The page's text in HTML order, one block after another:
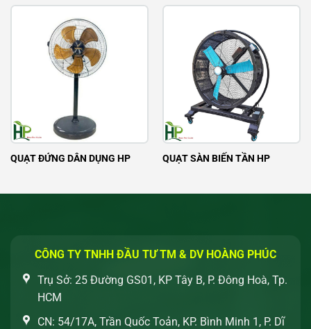
QUẠT ĐỨNG DÂN DỤNG HP QUẠT SÀN BIẾN TẦN HP
CÔNG TY TNHH ĐẦU TƯ TM & DV HOÀNG PHÚC
Trụ Sở: 25 Đường GS01, KP Tây B, P. Đông Hoà, Tp.
HCM
CN: 54/17A, Trần Quốc Toản, KP. Bình Minh 1, P. Dĩ